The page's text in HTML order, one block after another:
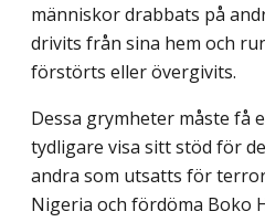
människor drabbats på
drivits från sina hem och
förstörts eller övergivits.
Dessa grymheter måste få
tydligare visa sitt stöd för
andra som utsatts för
Nigeria och fördöma Boko